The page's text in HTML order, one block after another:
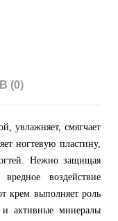
(0)
увлажняет, смягчает
ногтевую пластину,
Нежно защищая
воздействие
крем выполняет роль
активные минералы